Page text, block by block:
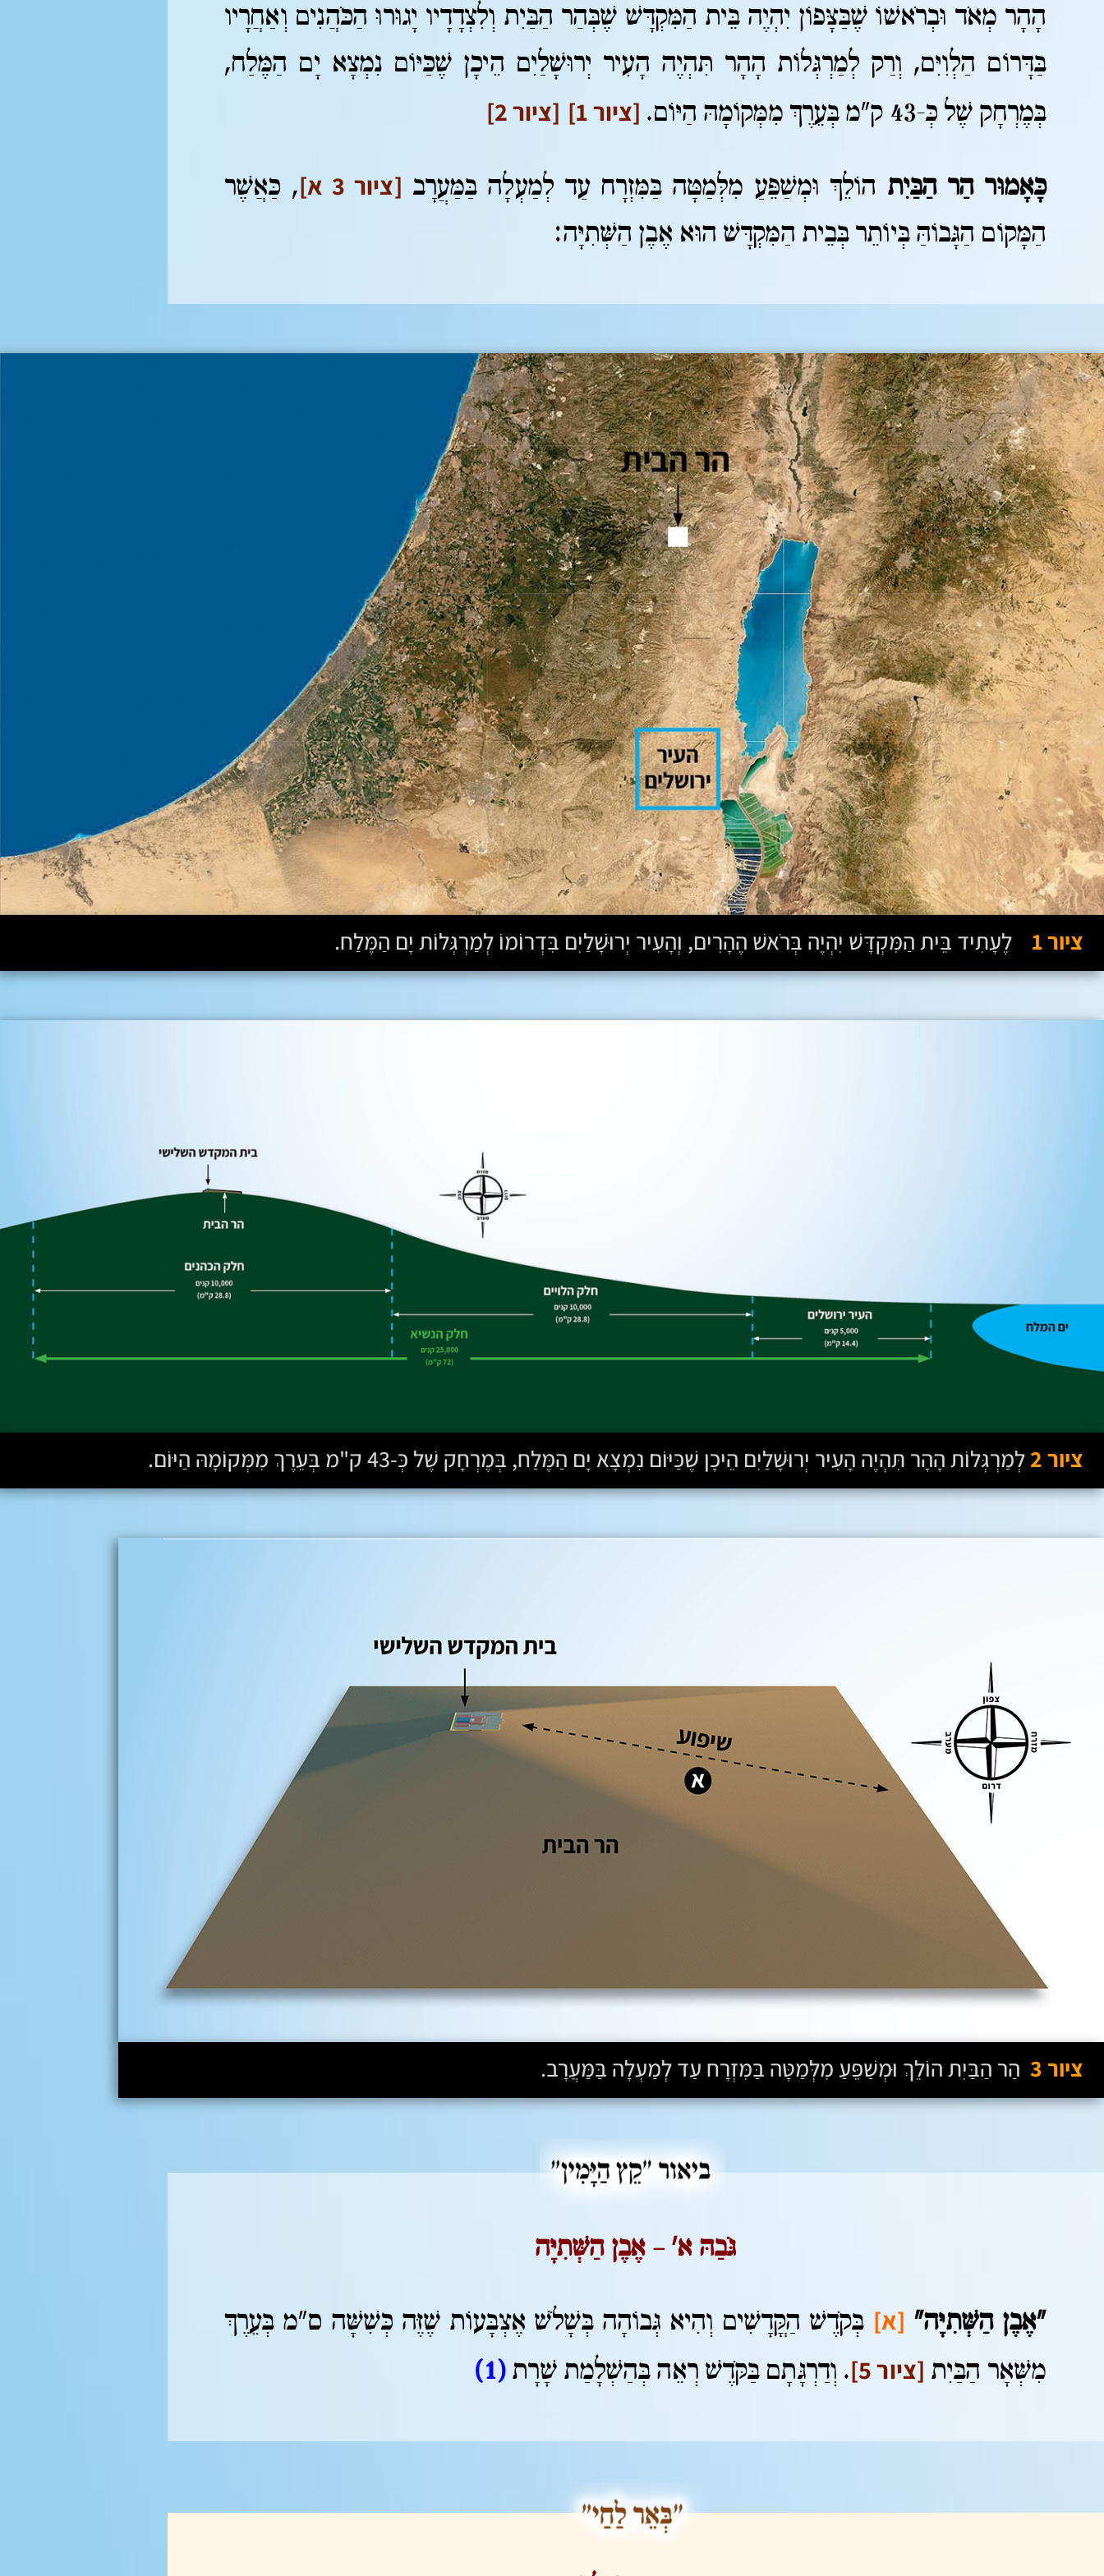
הָהָר מְאֹד וּבְרֹאשׁוֹ שֶׁבַּצָּפוֹן יִהְיֶה בֵּית הַמִּקְדָּשׁ שֶׁבְּהַר הַבַּיִת וְלִצְדָדָיו יָגוּרוּ הַכֹּהֲנִים וְאַחֲרָיו
בַּדָּרוֹם הַלְוִיִּם, וְרַק לְמַרְגְּלוֹת הָהָר תִּהְיֶה הָעִיר יְרוּשָׁלַיִם הֵיכָן שֶׁכַּיּוֹם נִמְצָא יָם הַמֶּלַח,
בְּמֶרְחָק שֶׁל כְּ-43 ק"מ בְּעֵרֶךְ מִמְּקוֹמָהּ הַיּוֹם.
[ציור 1] [ציור 2]
כָּאָמוּר הַר הַבַּיִת הוֹלֵךְ וּמְשַׁפֵּעַ מִלְּמַטָּה בַּמִּזְרָח עַד לְמַעְלָה בַּמַּעֲרָב [ציור 3 א]
, כַּאֲשֶׁר
הַמָּקוֹם הַגָּבוֹהַּ בְּיוֹתֵר בְּבֵית הַמִּקְדָּשׁ הוּא אֶבֶן הַשְּׁתִיָּה:
ציור 1 לֶעָתִיד בֵּית הַמִּקְדָּשׁ יִהְיֶה בְּרֹאשׁ הֶהָרִים, וְהָעִיר יְרוּשָׁלַיִם בִּדְרוֹמוֹ לְמַרְגְּלוֹת יָם הַמֶּלַח.
ציור 2 לְמַרְגְּלוֹת הָהָר תִּהְיֶה הָעִיר יְרוּשָׁלַיִם הֵיכָן שֶׁכַּיּוֹם נִמְצָא יָם הַמֶּלַח, בְּמֶרְחָק שֶׁל כְּ-43 ק"מ בְּעֵרֶךְ מִמְּקוֹמָהּ הַיּוֹם.
ציור 3 הַר הַבַּיִת הוֹלֵךְ וּמְשַׁפֵּעַ מִלְּמַטָּה בַּמִּזְרָח עַד לְמַעְלָה בַּמַּעֲרָב.
גֹּבַהּ א' – אֶבֶן הַשְּׁתִיָּה
"אֶבֶן הַשְּׁתִיָּה" [א] בְּקֹדֶשׁ הַקֳּדָשִׁים וְהִיא גְּבוֹהָה בְּשָׁלֹשׁ אֶצְבָּעוֹת שֶׁזֶּה כְּשִׁשָּׁה ס"מ בְּעֵרֶךְ
מִשְּׁאָר הַבַּיִת [ציור 5] . וְדַרְגָּתָם בַּקֹּדֶשׁ רְאֵה בְּהַשְׁלָמַת שָׁרָת(1)